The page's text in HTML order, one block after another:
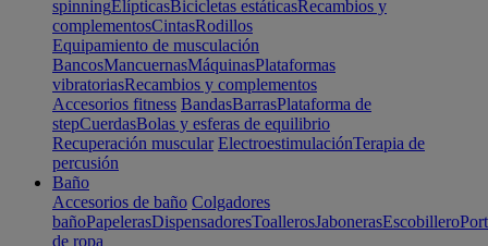
spinningElípticasBicicletas estáticasRecambios y
complementosCintasRodillos
Equipamiento de musculación
BancosMancuernasMáquinasPlataformas
vibratoriasRecambios y complementos
Accesorios fitness BandasBarrasPlataforma de
stepCuerdasBolas y esferas de equilibrio
Recuperación muscular ElectroestimulaciónTerapia de
percusión
Baño
Accesorios de baño Colgadores
bañoPapelerasDispensadoresToallerosJabonerasEscobillero
de ropa